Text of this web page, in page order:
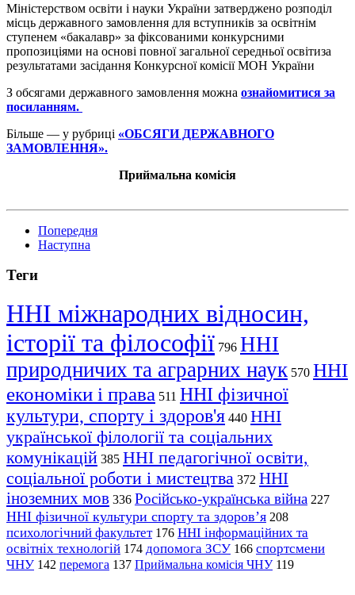
Міністерством освіти і науки України затверджено розподіл
місць державного замовлення для вступників за освітнім
ступенем «бакалавр» за фіксованими конкурсними
пропозиціями на основі повної загальної середньої освітиза
результатами засідання Конкурсної комісії МОН України
З обсягами державного замовлення можна ознайомитися за
посиланням.
Більше — у рубриці «ОБСЯГИ ДЕРЖАВНОГО
ЗАМОВЛЕННЯ».
Приймальна комісія
Попередня
Наступна
Теги
ННІ міжнародних відносин,
історії та філософії 796 ННІ
природничих та аграрних наук 570 ННІ
економіки і права 511 ННІ фізичної
культури, спорту і здоров'я 440 ННІ
української філології та соціальних
комунікацій 385 ННІ педагогічної освіти,
соціальної роботи і мистецтва 372 ННІ
іноземних мов 336 Російсько-українська війна 227
ННІ фізичної культури спорту та здоров’я 208
психологічний факультет 176 ННІ інформаційних та
освітніх технологій 174 допомога ЗСУ 166 спортсмени
ЧНУ 142 перемога 137 Приймальна комісія ЧНУ 119